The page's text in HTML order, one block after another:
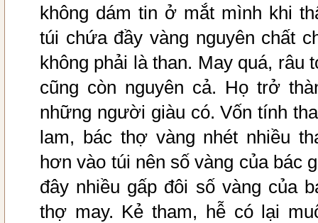
không dám tin ở mắt mình khi
túi chứa đầy vàng nguyên chất
không phải là than. May quá, râu
cũng còn nguyên cả. Họ trở
những người giàu có. Vốn tính
lam, bác thợ vàng nhét nhiều
hơn vào túi nên số vàng của bác
đây nhiều gấp đôi số vàng của
thợ may. Kẻ tham, hễ có lại